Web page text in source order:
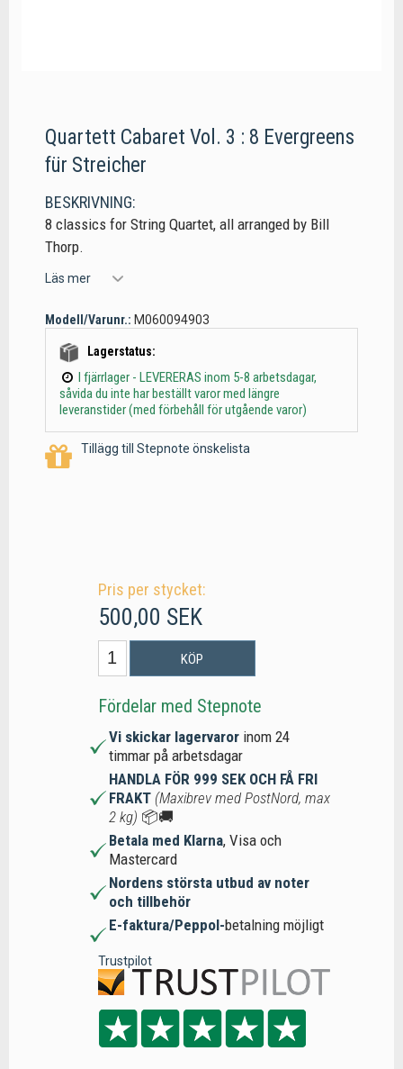
Quartett Cabaret Vol. 3 : 8 Evergreens
für Streicher
BESKRIVNING:
8 classics for String Quartet, all arranged by Bill
Thorp.
Läs mer
Modell/Varunr.: M060094903
Lagerstatus:
I fjärrlager - LEVERERAS inom 5-8 arbetsdagar,
såvida du inte har beställt varor med längre
leveranstider (med förbehåll för utgående varor)
Tillägg till Stepnote önskelista
Pris per stycket:
500,00 SEK
KÖP
Fördelar med Stepnote
Vi skickar lagervaror inom 24
timmar på arbetsdagar
HANDLA FÖR 999 SEK OCH FÅ FRI
FRAKT (Maxibrev med PostNord, max
2 kg) 📦🚚
Betala med Klarna, Visa och
Mastercard
Nordens största utbud av noter
och tillbehör
E-faktura/Peppol-betalning möjligt
Trustpilot